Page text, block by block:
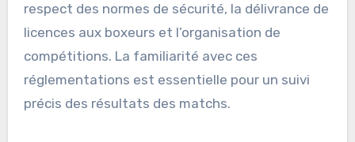
respect des normes de sécurité, la délivrance de
licences aux boxeurs et l’organisation de
compétitions. La familiarité avec ces
réglementations est essentielle pour un suivi
précis des résultats des matchs.